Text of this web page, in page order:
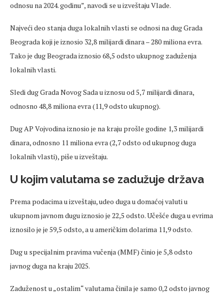
odnosu na 2024. godinu”, navodi se u izveštaju Vlade.
Najveći deo stanja duga lokalnih vlasti se odnosi na dug Grada
Beograda koji je iznosio 32,8 milijardi dinara – 280 miliona evra.
Tako je dug Beograda iznosio 68,5 odsto ukupnog zaduženja
lokalnih vlasti.
Sledi dug Grada Novog Sada u iznosu od 5,7 milijardi dinara,
odnosno 48,8 miliona evra (11,9 odsto ukupnog).
Dug AP Vojvodina iznosio je na kraju prošle godine 1,3 milijardi
dinara, odnosno 11 miliona evra (2,7 odsto od ukupnog duga
lokalnih vlasti), piše u izveštaju.
U kojim valutama se zadužuje država
Prema podacima u izveštaju, udeo duga u domaćoj valuti u
ukupnom javnom dugu iznosio je 22,5 odsto. Učešće duga u evrima
iznosilo je je 59,5 odsto, a u američkim dolarima 11,9 odsto.
Dug u specijalnim pravima vučenja (MMF) činio je 5,8 odsto
javnog duga na kraju 2025.
Zaduženost u „ostalim“ valutama činila je samo 0,2 odsto javnog